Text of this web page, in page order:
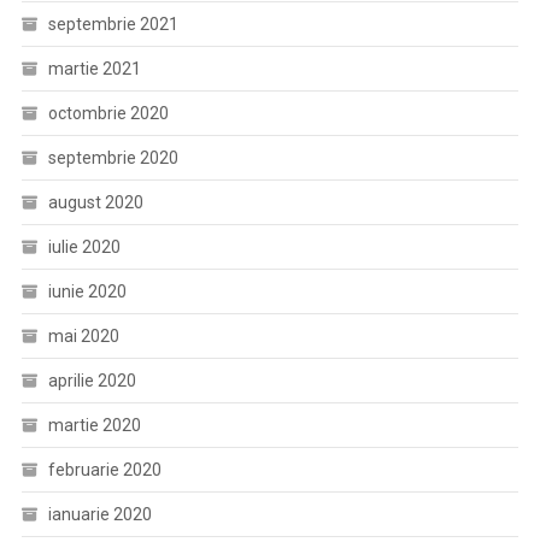
septembrie 2021
martie 2021
octombrie 2020
septembrie 2020
august 2020
iulie 2020
iunie 2020
mai 2020
aprilie 2020
martie 2020
februarie 2020
ianuarie 2020